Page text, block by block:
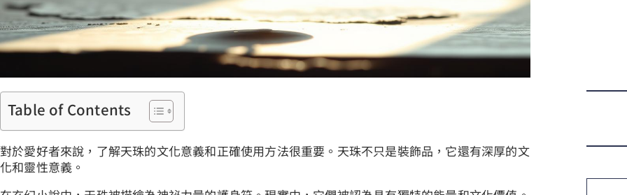
Table of Contents
對於愛好者來說，了解天珠的文化意義和正確使用方法很重要。天珠不只是裝飾品，它還有深厚的文
化和靈性意義。